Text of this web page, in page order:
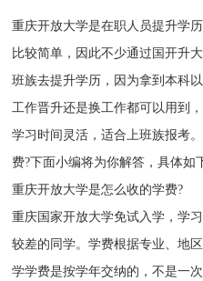
重庆开放大学是在职人员提升学
比较简单，因此不少通过国开升
班族去提升学历，因为拿到本科
工作晋升还是换工作都可以用到
学习时间灵活，适合上班族报考
费?下面小编将为你解答，具体如
重庆开放大学是怎么收的学费?
重庆国家开放大学免试入学，学
较差的同学。学费根据专业、地
学学费是按学年交纳的，不是一